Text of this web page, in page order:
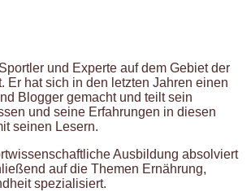
und Experte auf dem Gebiet der
Er hat sich in den letzten Jahren einen
Blogger gemacht und teilt sein
und seine Erfahrungen in diesen
seinen Lesern.
Ausbildung absolviert
auf die Themen Ernährung,
spezialisiert.